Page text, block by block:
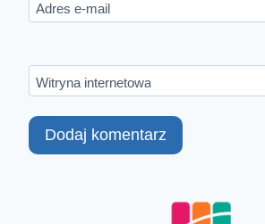
Adres e-mail
Witryna internetowa